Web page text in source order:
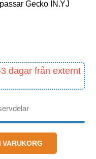
Gecko IN.YJ
dagar från externt